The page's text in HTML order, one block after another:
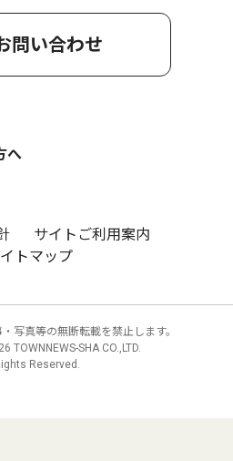
問い合わせ
へ
サイトご利用案内
トマップ
写真等の無断転載を禁止します。
TOWNNEWS-SHA CO.,LTD.
Reserved.